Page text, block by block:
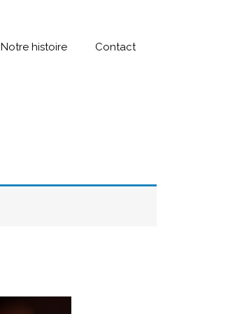
Notre histoire Contact